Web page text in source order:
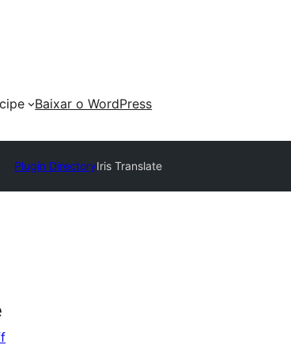
Baixar o WordPress
Plugin DirectoryIris Translate